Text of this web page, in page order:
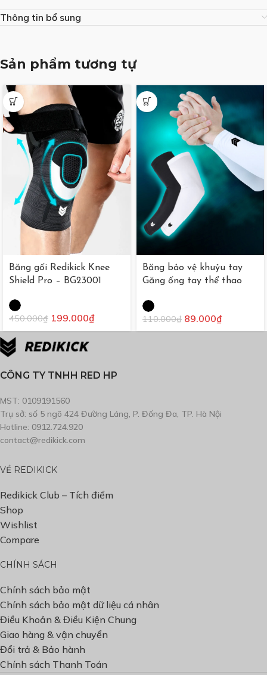
Thông tin bổ sung
Sản phẩm tương tự
Băng gối Redikick Knee
Shield Pro – BG23001
450.000₫ 199.000₫
Băng bảo vệ khuỷu tay
Găng ống tay thể thao
110.000₫ 89.000₫
CÔNG TY TNHH RED HP
MST: 0109191560
Trụ sở: số 5 ngõ 424 Đường Láng, P. Đống Đa, TP. Hà Nội
Hotline: 0912.724.920
contact@redikick.com
VỀ REDIKICK
Redikick Club – Tích điểm
Shop
Wishlist
Compare
CHÍNH SÁCH
Chính sách bảo mật
Chính sách bảo mật dữ liệu cá nhân
Điều Khoản & Điều Kiện Chung
Giao hàng & vận chuyển
Đổi trả & Bảo hành
Chính sách Thanh Toán